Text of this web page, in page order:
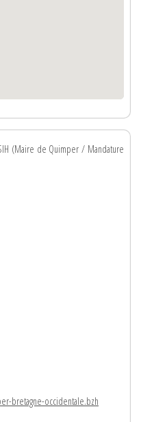
(Maire de Quimper / Mandature
bretagne-occidentale.bzh